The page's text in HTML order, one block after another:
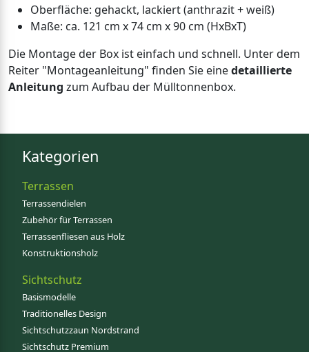
Oberfläche: gehackt, lackiert (anthrazit + weiß)
Maße: ca. 121 cm x 74 cm x 90 cm (HxBxT)
Die Montage der Box ist einfach und schnell. Unter dem
Reiter "Montageanleitung" finden Sie einedetaillierte
Anleitung zum Aufbau der Mülltonnenbox.
Kategorien
Terrassen
Terrassendielen
Zubehör für Terrassen
Terrassenfliesen aus Holz
Konstruktionsholz
Sichtschutz
Basismodelle
Traditionelles Design
Sichtschutzzaun Nordstrand
Sichtschutz Premium